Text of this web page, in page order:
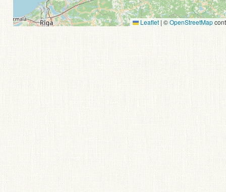
Leaflet | ©OpenStreetMap